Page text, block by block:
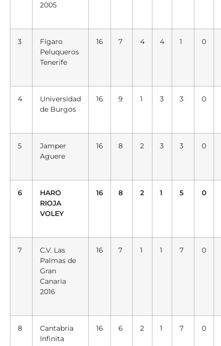
2005
3
Fígaro
Peluqueros
Tenerife
16 7 4 4 1 0
4
Universidad
de Burgos
16 9 1 3 3 0
5
Jamper
Aguere
16 8 2 3 3 0
6
HARO
RIOJA
VOLEY
16 8 2 1 5 0
7
C.V. Las
Palmas de
Gran
Canaria
2016
16 7 1 1 7 0
8
Cantabria
Infinita
16 6 2 1 7 0